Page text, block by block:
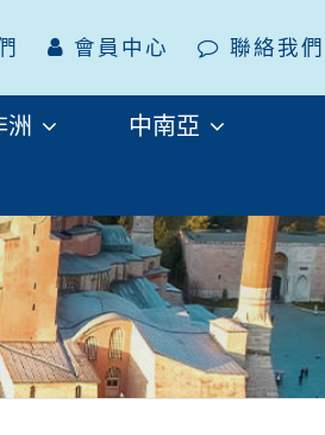
會員中心 聯絡我們
洲 中南亞